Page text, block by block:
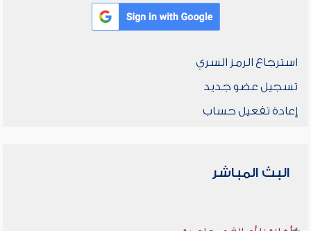
استرجاع الرمز السري
تسجيل عضو جديد
إعادة تفعيل حساب
البث المباشر